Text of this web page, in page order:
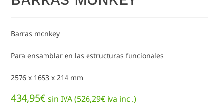
Barras monkey
Para ensamblar en las estructuras funcionales
2576 x 1653 x 214 mm
434,95€ sin IVA (526,29€ iva incl.)